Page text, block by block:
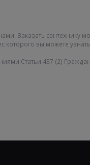
Заказать сантехнику
вы можете узнать
Статьи 437 (2)